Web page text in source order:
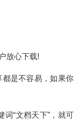
放心下载!
是不容易，如果你
“文档天下”，就可